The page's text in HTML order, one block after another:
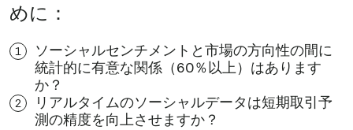
めに：
ソーシャルセンチメントと市場の方向性の間に
統計的に有意な関係（60％以上）はあります
か？
リアルタイムのソーシャルデータは短期取引予
測の精度を向上させますか？